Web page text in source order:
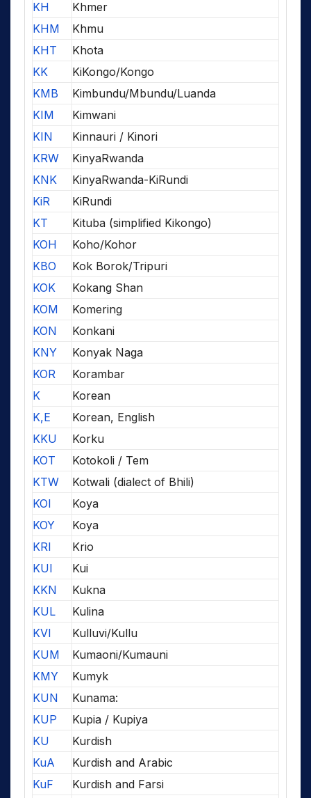
KH
Khmer
KHM
Khmu
KHT
Khota
KK
KiKongo/Kongo
KMB
Kimbundu/Mbundu/Luanda
KIM
Kimwani
KIN
Kinnauri / Kinori
KRW
KinyaRwanda
KNK
KinyaRwanda-KiRundi
KiR
KiRundi
KT
Kituba (simplified Kikongo)
KOH
Koho/Kohor
KBO
Kok Borok/Tripuri
KOK
Kokang Shan
KOM
Komering
KON
Konkani
KNY
Konyak Naga
KOR
Korambar
K
Korean
K,E
Korean, English
KKU
Korku
KOT
Kotokoli / Tem
KTW
Kotwali (dialect of Bhili)
KOI
Koya
KOY
Koya
KRI
Krio
KUI
Kui
KKN
Kukna
KUL
Kulina
KVI
Kulluvi/Kullu
KUM
Kumaoni/Kumauni
KMY
Kumyk
KUN
Kunama:
KUP
Kupia / Kupiya
KU
Kurdish
KuA
Kurdish and Arabic
KuF
Kurdish and Farsi